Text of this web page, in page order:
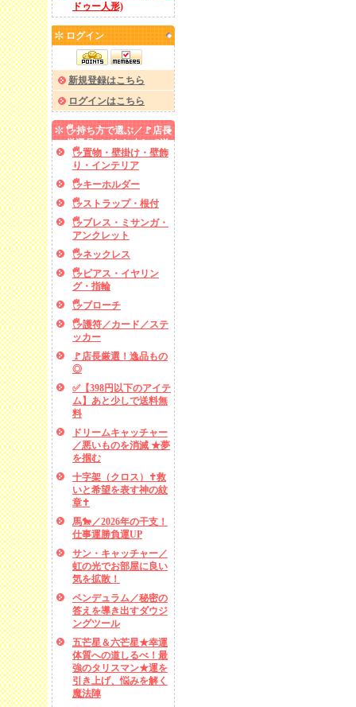
ドゥー人形)
ログイン
新規登録はこちら
ログインはこちら
🖐️持ち方で選ぶ／🚩店長
厳選品／✅あと少しで送
料無料
🖐️置物・壁掛け・壁飾
り・インテリア
🖐️キーホルダー
🖐️ストラップ・根付
🖐️ブレス・ミサンガ・
アンクレット
🖐️ネックレス
🖐️ピアス・イヤリン
グ・指輪
🖐️ブローチ
🖐️護符／カード／ステ
ッカー
🚩店長厳選！逸品もの
◎
✅【398円以下のアイテ
ム】あと少しで送料無
料
ドリームキャッチャー
／悪いものを消滅 ★夢
を掴む
十字架（クロス）✝救
いと希望を表す神の紋
章✝
馬🐎／2026年の干支！
仕事運勝負運UP
サン・キャッチャー／
虹の光でお部屋に良い
気を拡散！
ペンデュラム／秘密の
答えを導き出すダウジ
ングツール
五芒星＆六芒星★幸運
体質への道しるべ！最
強のタリスマン★運を
引き上げ、悩みを解く
魔法陣